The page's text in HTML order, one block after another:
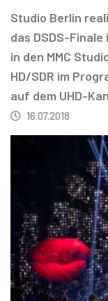
Studio Berlin
das DSDS-Finale
in den MMC
HD/SDR im
auf dem UHD-
16.07.2018